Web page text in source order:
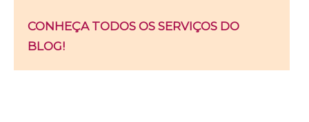
CONHEÇA TODOS OS SERVIÇOS DO
BLOG!